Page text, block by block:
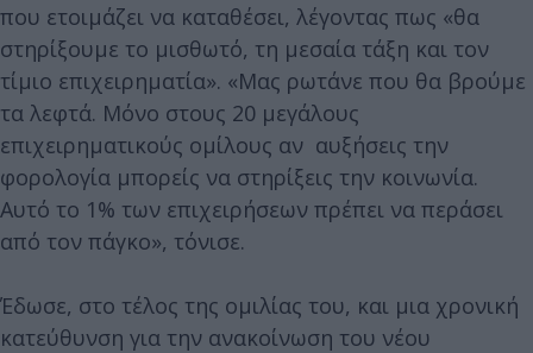
που ετοιμάζει να καταθέσει, λέγοντας πως «θα
στηρίξουμε το μισθωτό, τη μεσαία τάξη και τον
τίμιο επιχειρηματία». «Μας ρωτάνε που θα βρούμε
τα λεφτά. Μόνο στους 20 μεγάλους
επιχειρηματικούς ομίλους αν αυξήσεις την
φορολογία μπορείς να στηρίξεις την κοινωνία.
Αυτό το 1% των επιχειρήσεων πρέπει να περάσει
από τον πάγκο», τόνισε.
Έδωσε, στο τέλος της ομιλίας του, και μια χρονική
κατεύθυνση για την ανακοίνωση του νέου